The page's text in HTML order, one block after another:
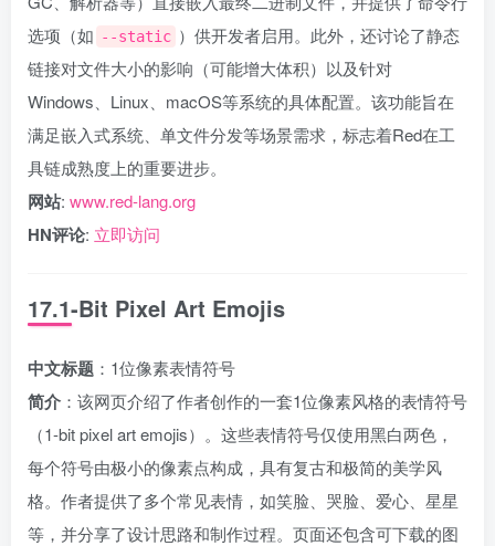
选项（如 --static ）供开发者启用。此外，还讨论了静态
链接对文件大小的影响（可能增大体积）以及针对
Windows、Linux、macOS等系统的具体配置。该功能旨在
满足嵌入式系统、单文件分发等场景需求，标志着Red在工
具链成熟度上的重要进步。
网站: www.red-lang.org
HN评论: 立即访问
17.1-Bit Pixel Art Emojis
中文标题 ：1位像素表情符号
简介 ：该网页介绍了作者创作的一套1位像素风格的表情符号
（1-bit pixel art emojis）。这些表情符号仅使用黑白两色，
每个符号由极小的像素点构成，具有复古和极简的美学风
格。作者提供了多个常见表情，如笑脸、哭脸、爱心、星星
等，并分享了设计思路和制作过程。页面还包含可下载的图